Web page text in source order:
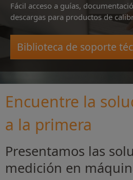
Fácil acceso a guías,
descargas para productos de
Biblioteca de soporte
Encuentre la
a la primera
Presentamos las
medición en